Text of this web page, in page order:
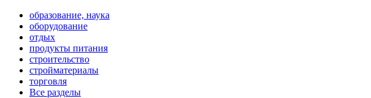
образование, наука
оборудование
отдых
продукты питания
строительство
стройматериалы
торговля
Все разделы